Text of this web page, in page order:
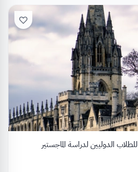
منحة Rhodes 2027 للطلاب الدوليين لدراسة الماجستير